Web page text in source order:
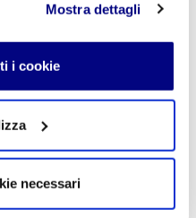
Mostra dettagli
i cookie
necessari
I campi
con*